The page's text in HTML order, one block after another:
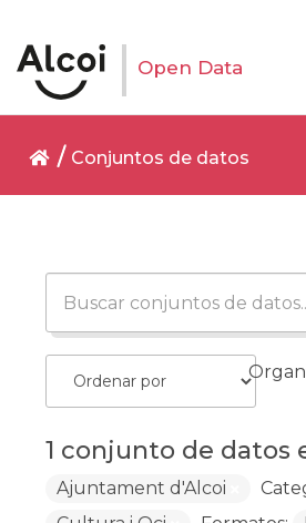
Open Data
Conjuntos de datos
1 conjunto de datos
Ajuntament d'Alcoi